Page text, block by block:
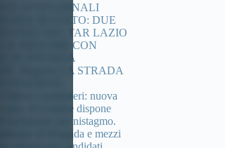
ATTITUDINALI
DI STATO: DUE
DEL TAR LAZIO
IL RIESAME CON
IN DIVERSA
Riaperta LA STRADA
Allievi Carabinieri: nuova
Il Giudice dispone
per nistagmo.
di Brugada e mezzi